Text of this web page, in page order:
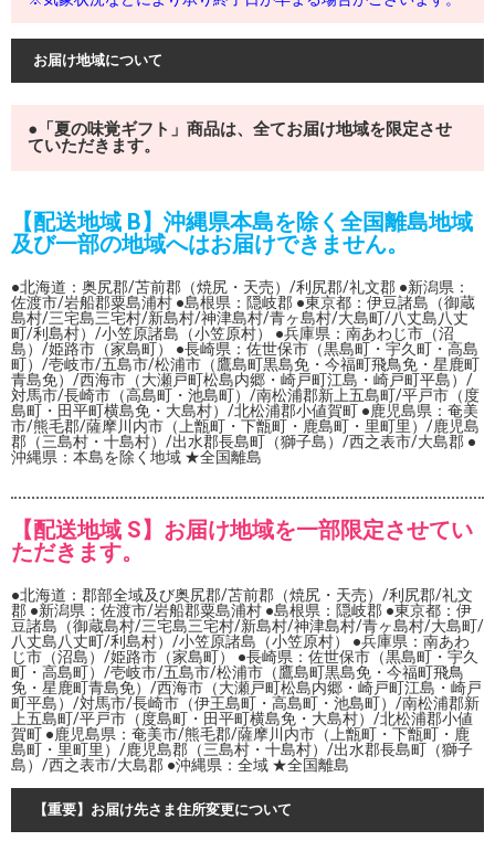
お届け地域について
●「夏の味覚ギフト」商品は、全てお届け地域を限定させ
ていただきます。
【配送地域 B】沖縄県本島を除く全国離島地域
及び一部の地域へはお届けできません。
●北海道：奥尻郡/苫前郡（焼尻・天売）/利尻郡/礼文郡 ●新潟県：
佐渡市/岩船郡粟島浦村 ●島根県：隠岐郡 ●東京都：伊豆諸島（御蔵
島村/三宅島三宅村/新島村/神津島村/青ヶ島村/大島町/八丈島八丈
町/利島村）/小笠原諸島（小笠原村） ●兵庫県：南あわじ市（沼
島）/姫路市（家島町） ●長崎県：佐世保市（黒島町・宇久町・高島
町）/壱岐市/五島市/松浦市（鷹島町黒島免・今福町飛鳥免・星鹿町
青島免）/西海市（大瀬戸町松島内郷・崎戸町江島・崎戸町平島）/
対馬市/長崎市（高島町・池島町）/南松浦郡新上五島町/平戸市（度
島町・田平町横島免・大島村）/北松浦郡小値賀町 ●鹿児島県：奄美
市/熊毛郡/薩摩川内市（上甑町・下甑町・鹿島町・里町里）/鹿児島
郡（三島村・十島村）/出水郡長島町（獅子島）/西之表市/大島郡 ●
沖縄県：本島を除く地域 ★全国離島
【配送地域 S】お届け地域を一部限定させてい
ただきます。
●北海道：郡部全域及び奥尻郡/苫前郡（焼尻・天売）/利尻郡/礼文
郡 ●新潟県：佐渡市/岩船郡粟島浦村 ●島根県：隠岐郡 ●東京都：伊
豆諸島（御蔵島村/三宅島三宅村/新島村/神津島村/青ヶ島村/大島町/
八丈島八丈町/利島村）/小笠原諸島（小笠原村） ●兵庫県：南あわ
じ市（沼島）/姫路市（家島町） ●長崎県：佐世保市（黒島町・宇久
町・高島町）/壱岐市/五島市/松浦市（鷹島町黒島免・今福町飛鳥
免・星鹿町青島免）/西海市（大瀬戸町松島内郷・崎戸町江島・崎戸
町平島）/対馬市/長崎市（伊王島町・高島町・池島町）/南松浦郡新
上五島町/平戸市（度島町・田平町横島免・大島村）/北松浦郡小値
賀町 ●鹿児島県：奄美市/熊毛郡/薩摩川内市（上甑町・下甑町・鹿
島町・里町里）/鹿児島郡（三島村・十島村）/出水郡長島町（獅子
島）/西之表市/大島郡 ●沖縄県：全域 ★全国離島
【重要】お届け先さま住所変更について